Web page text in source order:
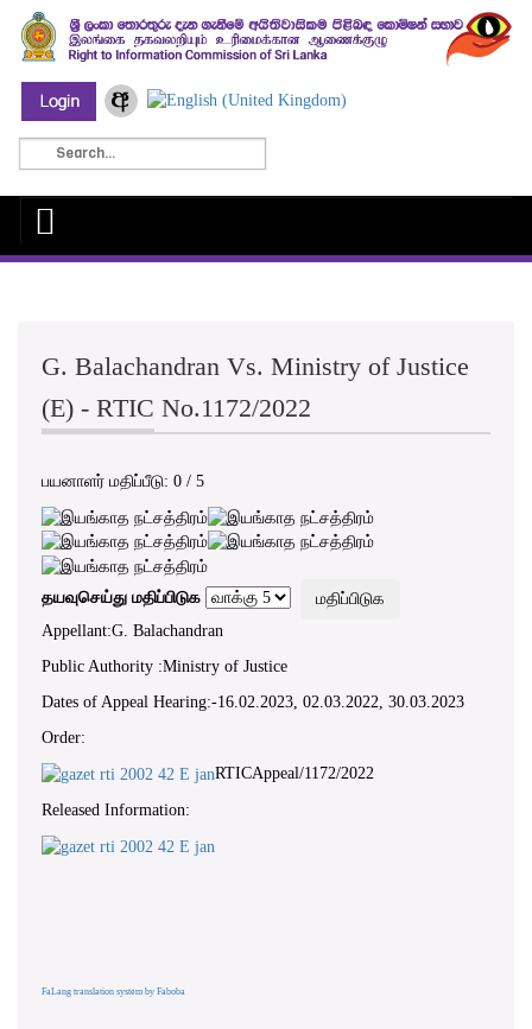
G. Balachandran Vs. Ministry of Justice
(E) - RTIC No.1172/2022
பயனாளர் மதிப்பீடு: 0 / 5
தயவுசெய்து மதிப்பிடுக
Appellant:G. Balachandran
Public Authority :Ministry of Justice
Dates of Appeal Hearing:-16.02.2023, 02.03.2022, 30.03.2023
Order:
RTICAppeal/1172/2022
Released Information:
FaLang translation system by Faboba